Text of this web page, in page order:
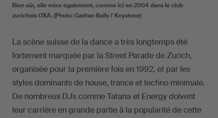
Bien sûr, elle mixe également, comme ici en 2004 dans le club
zurichois OXA. (Photo: Gaëtan Bally / Keystone)
La scène suisse de la dance a très longtemps été
fortement marquée par la Street Parade de Zurich,
organisée pour la première fois en 1992, et par les
styles dominants de house, trance et techno minimale.
De nombreux DJs comme Tatana et Energy doivent
leur carrière en grande partie à la popularité de cette